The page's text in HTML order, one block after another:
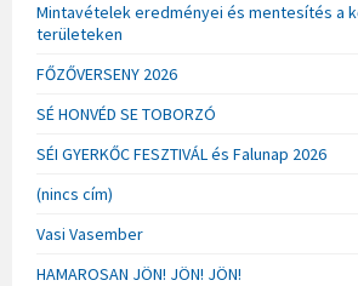
Mintavételek eredményei és mentesítés a
területeken
FŐZŐVERSENY 2026
SÉ HONVÉD SE TOBORZÓ
SÉI GYERKŐC FESZTIVÁL és Falunap 2026
(nincs cím)
Vasi Vasember
HAMAROSAN JÖN! JÖN! JÖN!